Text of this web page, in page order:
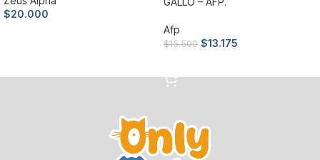
$20.000
Afp
$15.500 $13.175